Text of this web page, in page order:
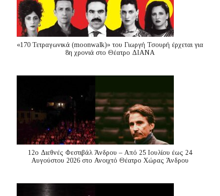
«170 Τετραγωνικά (moonwalk)» του Γιωργή Τσουρή έρχεται για
8η χρονιά στο Θέατρο ΔΙΑΝΑ
12ο Διεθνές Φεστιβάλ Άνδρου – Από 25 Ιουλίου έως 24
Αυγούστου 2026 στο Ανοιχτό Θέατρο Χώρας Άνδρου